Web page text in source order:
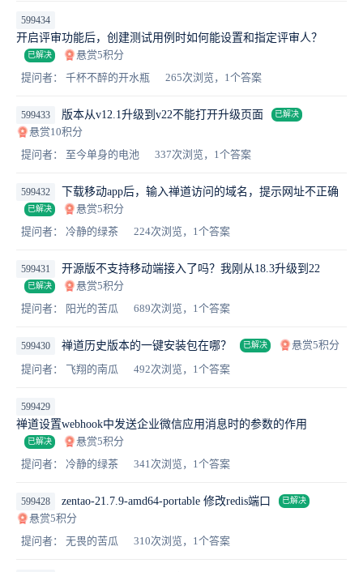
599434
开启评审功能后，创建测试用例时如何能设置和指定评审人？
已解决
悬赏5积分
提问者： 千杯不醉的开水瓶
265次浏览，1个答案
599433 版本从v12.1升级到v22不能打开升级页面 已解决
悬赏10积分
提问者： 至今单身的电池
337次浏览，1个答案
599432 下载移动app后，输入禅道访问的域名，提示网址不正确
已解决
悬赏5积分
提问者： 冷静的绿茶
224次浏览，1个答案
599431 开源版不支持移动端接入了吗？我刚从18.3升级到22
已解决
悬赏5积分
提问者： 阳光的苦瓜
689次浏览，1个答案
599430 禅道历史版本的一键安装包在哪？ 已解决
悬赏5积分
提问者： 飞翔的南瓜
492次浏览，1个答案
599429
禅道设置webhook中发送企业微信应用消息时的参数的作用
已解决
悬赏5积分
提问者： 冷静的绿茶
341次浏览，1个答案
599428 zentao-21.7.9-amd64-portable 修改redis端口 已解决
悬赏5积分
提问者： 无畏的苦瓜
310次浏览，1个答案